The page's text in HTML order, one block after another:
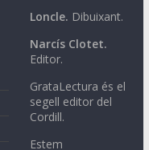
Loncle. Dibuixant.
Narcís Clotet.
Editor.
GrataLectura és el
segell editor del
Cordill.
Estem